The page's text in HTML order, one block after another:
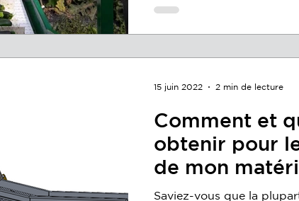
Comment et
obtenir pour
de mon
Saviez-vous que la
15 juin 2022 2 min de lecture